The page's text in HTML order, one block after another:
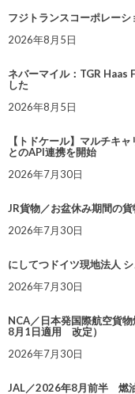
フジトランスコーポレー
2026年8月5日
ネバーマイル：TGR Haas
した
2026年8月5日
【トドケール】マルチキ
とのAPI連携を開始
2026年7月30日
JR貨物／お盆休み期間の
2026年7月30日
にしてつドイツ現地法人
2026年7月30日
NCA／日本発国際航空貨
8月1日適用 改定）
2026年7月30日
JAL／2026年8月前半 燃